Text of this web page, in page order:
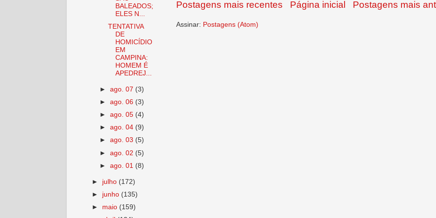
Postagens mais recentes Postagens mais
Página inicial
Assinar: Postagens (Atom)
BALEADOS;
ELES N...
TENTATIVA
DE
HOMICÍDIO
EM
CAMPINA:
HOMEM É
APEDREJ...
►ago. 07 (3)
►ago. 06 (3)
►ago. 05 (4)
►ago. 04 (9)
►ago. 03 (5)
►ago. 02 (5)
►ago. 01 (8)
► julho (172)
► junho (135)
► maio (159)